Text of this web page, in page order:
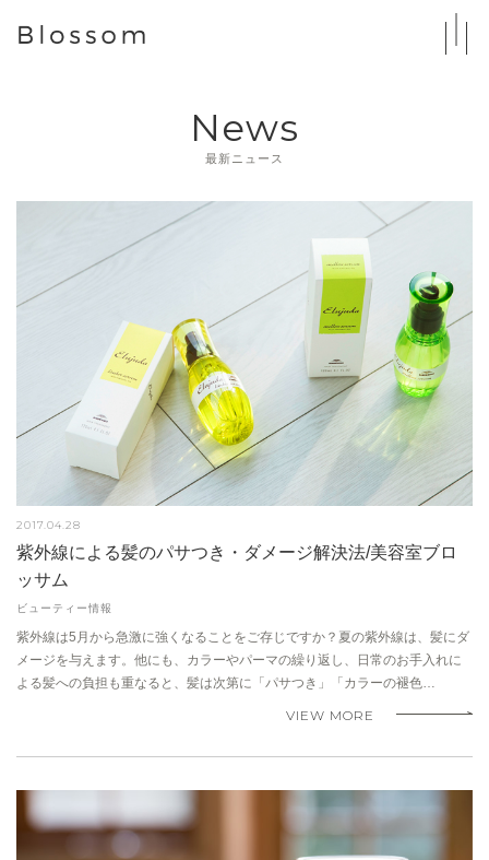
News
最新ニュース
2017.04.28
紫外線による髪のパサつき・ダメージ解決法/美容室ブロ
ッサム
ビューティー情報
紫外線は5月から急激に強くなることをご存じですか？夏の紫外線は、髪にダ
メージを与えます。他にも、カラーやパーマの繰り返し、日常のお手入れに
よる髪への負担も重なると、髪は次第に「パサつき」「カラーの褪色…
VIEW MORE